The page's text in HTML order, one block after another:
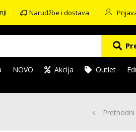
Narudžbe i dostava
NOVO Akcija Outlet
Prethodni